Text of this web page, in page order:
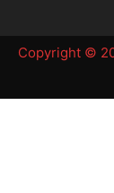
Copyright ©